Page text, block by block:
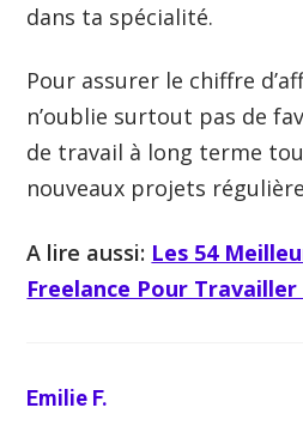
dans ta spécialité.
Pour assurer le chiffre
n’oublie surtout pas de
de travail à long terme
nouveaux projets
A lire aussi: Les 54
Freelance Pour
Emilie F.